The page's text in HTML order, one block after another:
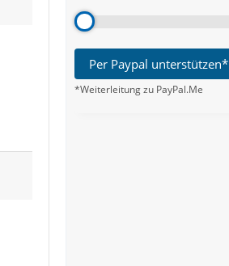
Per Paypal unterstützen*
*Weiterleitung zu PayPal.Me